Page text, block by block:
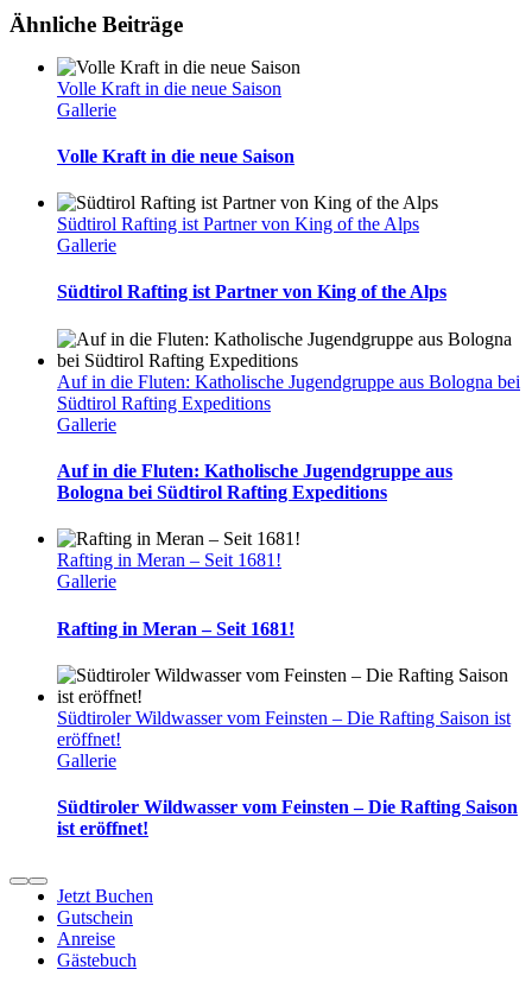
Ähnliche Beiträge
Volle Kraft in die neue Saison
Gallerie
Volle Kraft in die neue Saison
Südtirol Rafting ist Partner von King of the Alps
Gallerie
Südtirol Rafting ist Partner von King of the Alps
Auf in die Fluten: Katholische Jugendgruppe aus Bologna bei
Südtirol Rafting Expeditions
Gallerie
Auf in die Fluten: Katholische Jugendgruppe aus
Bologna bei Südtirol Rafting Expeditions
Rafting in Meran – Seit 1681!
Gallerie
Rafting in Meran – Seit 1681!
Südtiroler Wildwasser vom Feinsten – Die Rafting Saison ist
eröffnet!
Gallerie
Südtiroler Wildwasser vom Feinsten – Die Rafting Saison
ist eröffnet!
Jetzt Buchen
Gutschein
Anreise
Gästebuch